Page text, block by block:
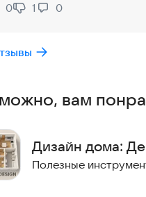
0
Не нравится:
1 0
вам
Дизайн дома:
интерьера 2D
Полезные